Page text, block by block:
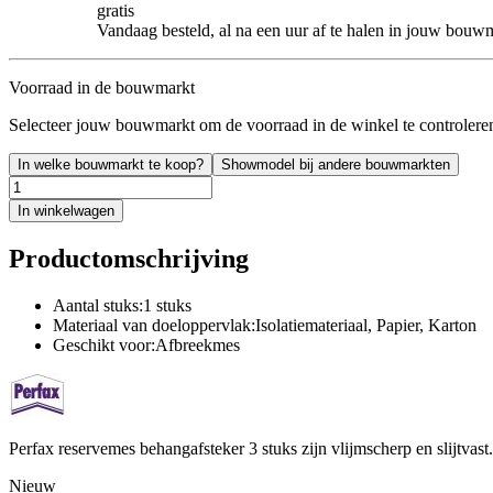
gratis
Vandaag besteld, al na een uur af te halen in jouw
Voorraad in de bouwmarkt
Selecteer jouw bouwmarkt om de voorraad in de winkel te
In welke bouwmarkt te koop? Showmodel bij andere bouwmarkten
In winkelwagen
Productomschrijving
Aantal stuks:1 stuks
Materiaal van doeloppervlak:Isolatiemateriaal, Papier, Karton
Geschikt voor:Afbreekmes
Perfax reservemes behangafsteker 3 stuks zijn vlijmscherp en slijtvast.
Nieuw